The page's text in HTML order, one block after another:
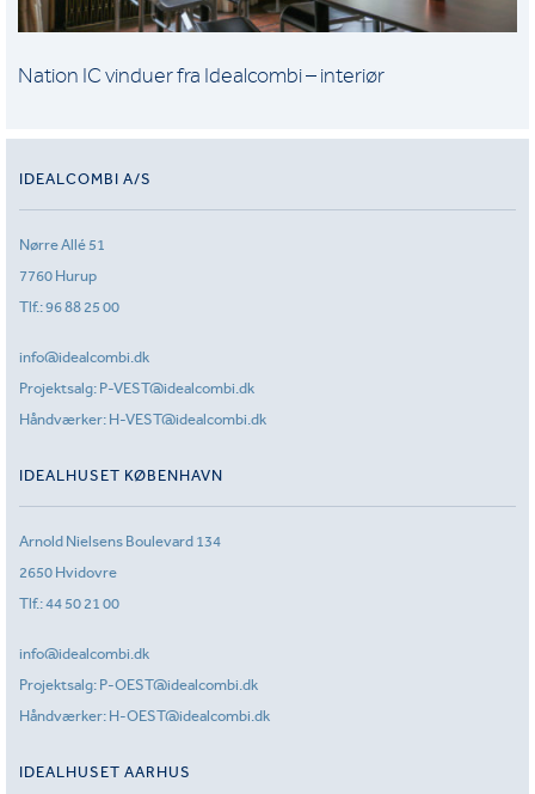
Nation IC vinduer fra Idealcombi – interiør
IDEALCOMBI A/S
Nørre Allé 51
7760 Hurup
Tlf.:96 88 25 00
info@idealcombi.dk
Projektsalg: P-VEST@idealcombi.dk
Håndværker: H-VEST@idealcombi.dk
IDEALHUSET KØBENHAVN
Arnold Nielsens Boulevard 134
2650 Hvidovre
Tlf.:44 50 21 00
info@idealcombi.dk
Projektsalg: P-OEST@idealcombi.dk
Håndværker: H-OEST@idealcombi.dk
IDEALHUSET AARHUS